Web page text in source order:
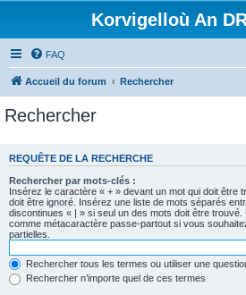
Korvigelloù An
FAQ
Accueil du forum Rechercher
Rechercher
REQUÊTE DE LA RECHERCHE
Rechercher par mots-clés :
Insérez le caractère « + » devant un mot qui doit être
doit être ignoré. Insérez une liste de mots séparés
discontinues « | » si seul un des mots doit être
comme métacaractère passe-partout si vous
partielles.
Rechercher tous les termes ou utiliser une
Rechercher n’importe quel de ces termes